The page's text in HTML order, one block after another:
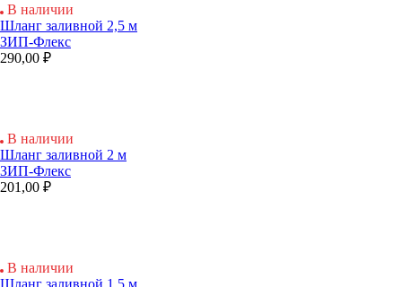
В наличии
Шланг заливной 2,5 м
ЗИП-Флекс
290,00 ₽
В наличии
Шланг заливной 2 м
ЗИП-Флекс
201,00 ₽
В наличии
Шланг заливной 1.5 м